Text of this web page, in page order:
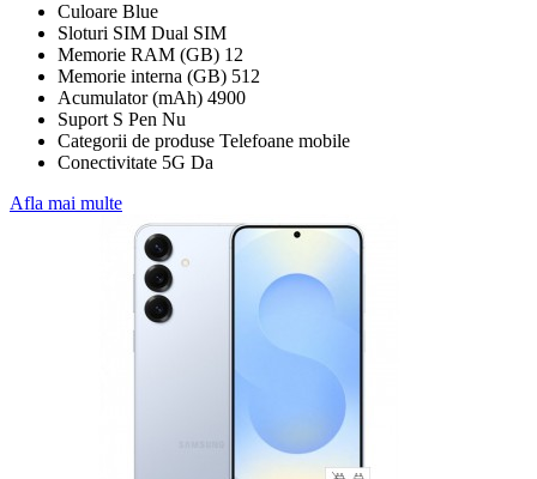
Culoare Blue
Sloturi SIM Dual SIM
Memorie RAM (GB) 12
Memorie interna (GB) 512
Acumulator (mAh) 4900
Suport S Pen Nu
Categorii de produse Telefoane mobile
Conectivitate 5G Da
Afla mai multe